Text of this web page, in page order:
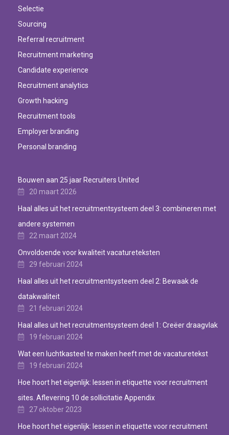
Selectie
Sourcing
Referral recruitment
Recruitment marketing
Candidate experience
Recruitment analytics
Growth hacking
Recruitment tools
Employer branding
Personal branding
Bouwen aan 25 jaar Recruiters United
20 maart 2026
Haal alles uit het recruitmentsysteem deel 3: combineren met
andere systemen
22 maart 2024
Onvoldoende voor kwaliteit vacatureteksten
29 februari 2024
Haal alles uit het recruitmentsysteem deel 2: Bewaak de
datakwaliteit
21 februari 2024
Haal alles uit het recruitmentsysteem deel 1: Creëer draagvlak
19 februari 2024
Wat een luchtkasteel te maken heeft met de vacaturetekst
19 februari 2024
Hoe hoort het eigenlijk: lessen in etiquette voor recruitment
sites. Aflevering 10 de sollicitatie Appendix
27 oktober 2023
Hoe hoort het eigenlijk: lessen in etiquette voor recruitment